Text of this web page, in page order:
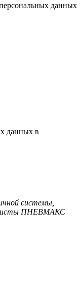
данных
данных в
системы,
ПНЕВМАКС